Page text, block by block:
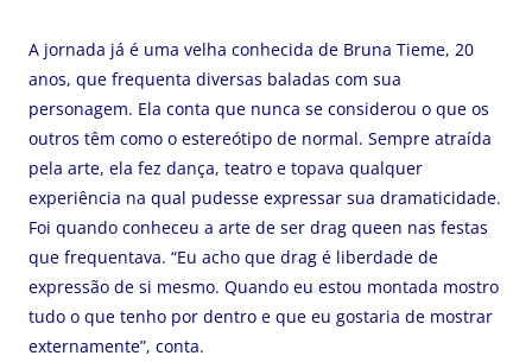
A jornada já é uma velha conhecida de Bruna Tieme, 20
anos, que frequenta diversas baladas com sua
personagem. Ela conta que nunca se considerou o que os
outros têm como o estereótipo de normal. Sempre atraída
pela arte, ela fez dança, teatro e topava qualquer
experiência na qual pudesse expressar sua dramaticidade.
Foi quando conheceu a arte de ser drag queen nas festas
que frequentava. “Eu acho que drag é liberdade de
expressão de si mesmo. Quando eu estou montada mostro
tudo o que tenho por dentro e que eu gostaria de mostrar
externamente”, conta.